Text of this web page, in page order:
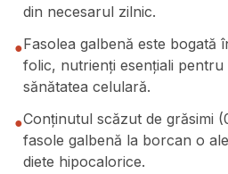
din necesarul zilnic.
●Fasolea galbenă este bogată
folic, nutrienți esențiali pentru
sănătatea celulară.
●Conținutul scăzut de grăsimi
fasole galbenă la borcan o
diete hipocalorice.